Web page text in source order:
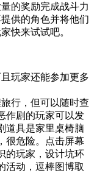
的奖励完成战斗力
供的角色并将他们
快来试试吧。
玩家还能参加更多
行，但可以随时查
作剧的玩家可以发
道具是家里桌椅脑
很危险。点击屏幕
的玩家，设计坑环
活动，逗棒图博取